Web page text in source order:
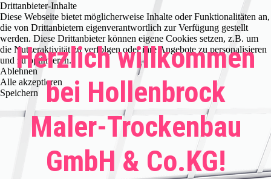
Herzlich willkommen
bei Hollenbrock
Maler-Trockenbau
GmbH & Co.KG!
Drittanbieter-Inhalte
Diese Webseite bietet möglicherweise Inhalte oder Funktionalitäten an,
die von Drittanbietern eigenverantwortlich zur Verfügung gestellt
werden. Diese Drittanbieter können eigene Cookies setzen, z.B. um
die Nutzeraktivität zu verfolgen oder ihre Angebote zu personalisieren
und zu optimieren.
Ablehnen
Alle akzeptieren
Speichern